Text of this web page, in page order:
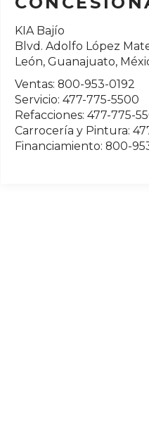
KIA Bajío
Blvd. Adolfo López
León,Guanajuato,
Ventas:800-953-0192
Servicio:477-775-5500
Refacciones:477-775-
Carrocería y Pintura:
Financiamiento:800-